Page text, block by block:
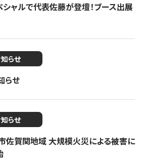
シャルで代表佐藤が登壇！ブース出展
らせ
らせ
らせ
佐賀関地域 大規模火災による被害に